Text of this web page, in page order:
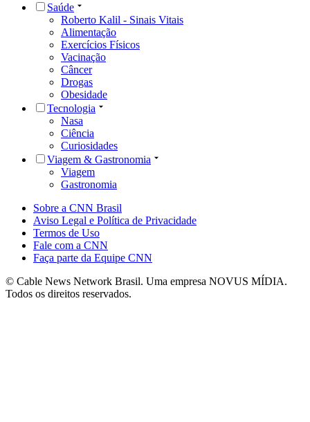
Saúde
Roberto Kalil - Sinais Vitais
Alimentação
Exercícios Físicos
Vacinação
Câncer
Drogas
Obesidade
Tecnologia
Nasa
Ciência
Curiosidades
Viagem & Gastronomia
Viagem
Gastronomia
Sobre a CNN Brasil
Aviso Legal e Política de Privacidade
Termos de Uso
Fale com a CNN
Faça parte da Equipe CNN
© Cable News Network Brasil. Uma empresa NOVUS MÍDIA.
Todos os direitos reservados.